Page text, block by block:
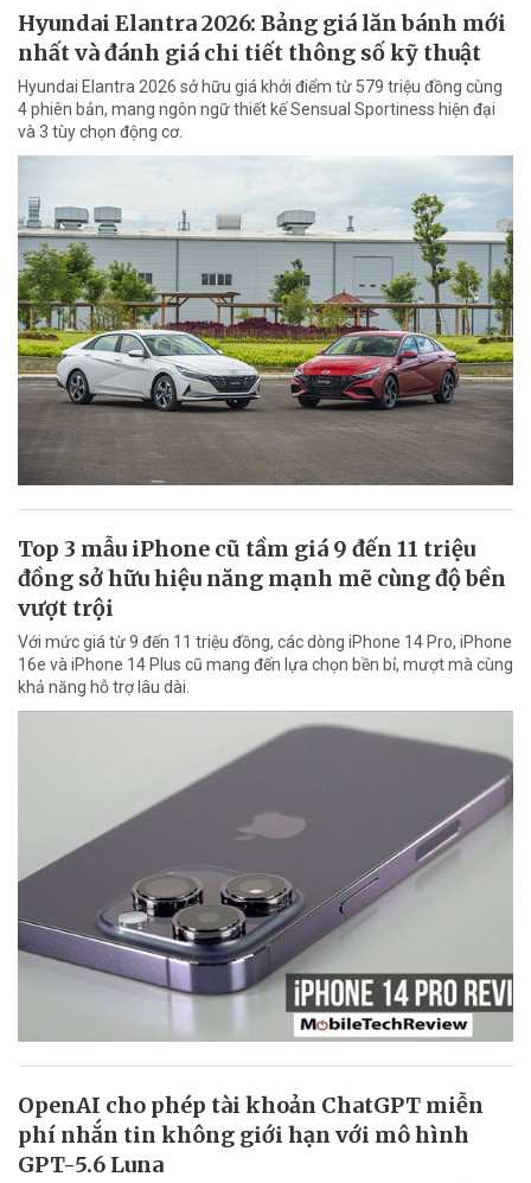
Hyundai Elantra 2026: Bảng giá lăn bánh mới
nhất và đánh giá chi tiết thông số kỹ thuật
Hyundai Elantra 2026 sở hữu giá khởi điểm từ 579 triệu đồng cùng
4 phiên bản, mang ngôn ngữ thiết kế Sensual Sportiness hiện đại
và 3 tùy chọn động cơ.
Top 3 mẫu iPhone cũ tầm giá 9 đến 11 triệu
đồng sở hữu hiệu năng mạnh mẽ cùng độ bền
vượt trội
Với mức giá từ 9 đến 11 triệu đồng, các dòng iPhone 14 Pro, iPhone
16e và iPhone 14 Plus cũ mang đến lựa chọn bền bỉ, mượt mà cùng
khả năng hỗ trợ lâu dài.
OpenAI cho phép tài khoản ChatGPT miễn
phí nhắn tin không giới hạn với mô hình
GPT-5.6 Luna